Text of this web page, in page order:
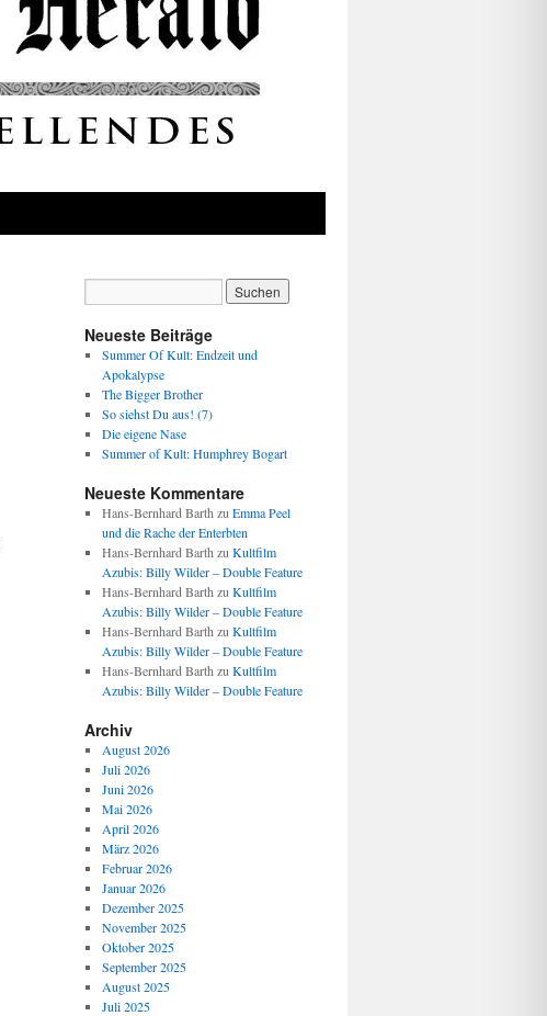
Neueste Beiträge
Summer Of Kult: Endzeit und
Apokalypse
The Bigger Brother
So siehst Du aus! (7)
Die eigene Nase
Summer of Kult: Humphrey Bogart
Neueste Kommentare
Hans-Bernhard Barth zu Emma Peel
und die Rache der Enterbten
Hans-Bernhard Barth zu Kultfilm
Azubis: Billy Wilder – Double Feature
Hans-Bernhard Barth zu Kultfilm
Azubis: Billy Wilder – Double Feature
Hans-Bernhard Barth zu Kultfilm
Azubis: Billy Wilder – Double Feature
Hans-Bernhard Barth zu Kultfilm
Azubis: Billy Wilder – Double Feature
Archiv
August 2026
Juli 2026
Juni 2026
Mai 2026
April 2026
März 2026
Februar 2026
Januar 2026
Dezember 2025
November 2025
Oktober 2025
September 2025
August 2025
Juli 2025